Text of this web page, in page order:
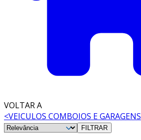
VOLTAR A
<VEICULOS COMBOIOS E GARAGENS
FILTRAR